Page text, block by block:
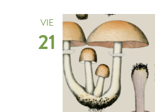
VIE
21